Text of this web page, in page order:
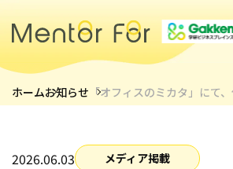
トップページ
ホームお知らせ 「オフィスのミカタ」にて
2026.06.03 メディア掲載